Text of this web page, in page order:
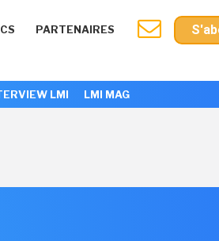
PARTENAIRES
LMI LMI MAG